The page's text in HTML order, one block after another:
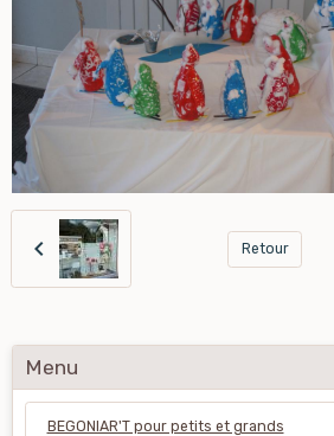
Retour
Menu
BEGONIAR'T pour petits et grands